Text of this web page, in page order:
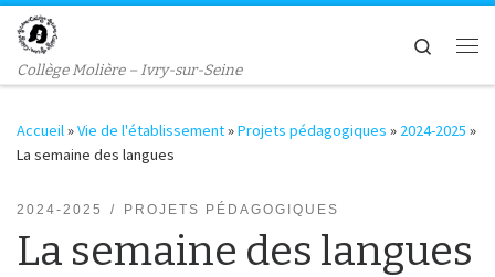
Passer au contenu
Collège Molière – Ivry-sur-Seine
Search
Accueil »Vie de l'établissement»Projets pédagogiques » 2024-2025 »
La semaine des langues
2024-2025 PROJETS PÉDAGOGIQUES
La semaine des langues